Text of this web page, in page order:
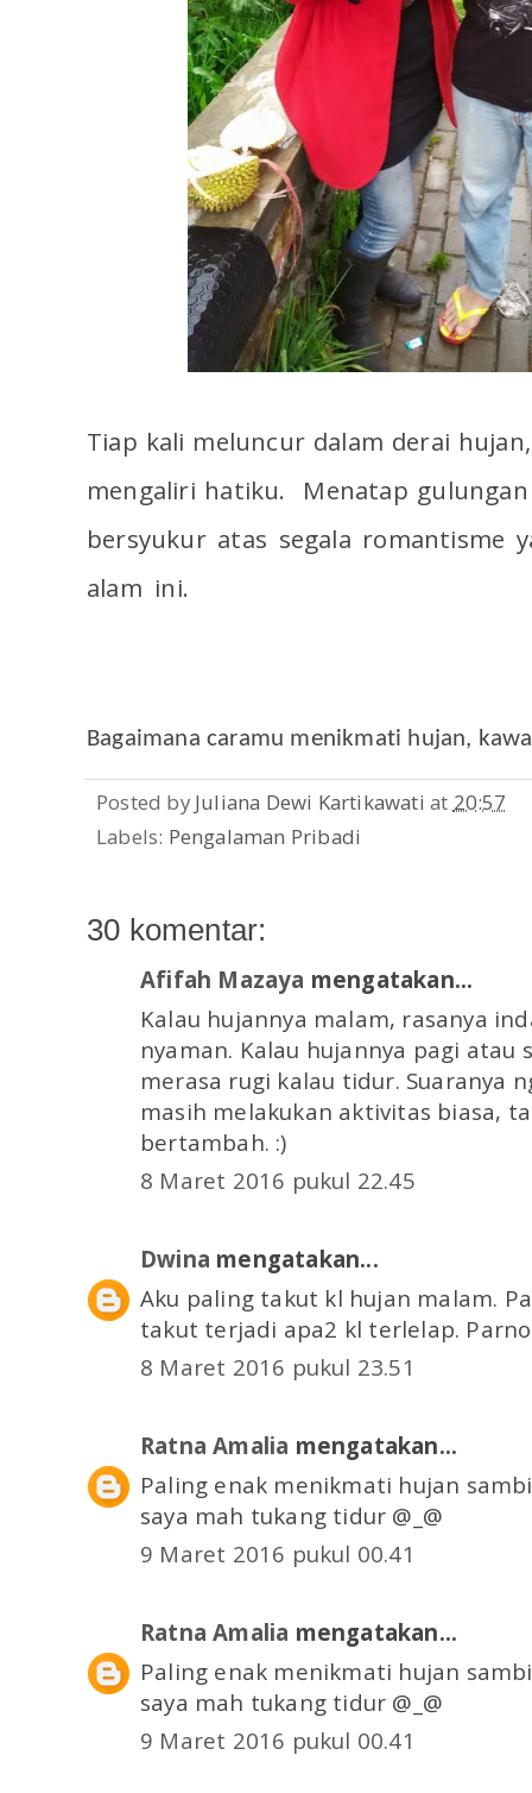
Tiap kali meluncur dalam derai
mengaliri hatiku. Menatap
bersyukur atas segala romantisme
alam ini.
Bagaimana caramu menikmati hujan,
Posted by Juliana Dewi Kartikawati at 20:57
Labels: Pengalaman Pribadi
30 komentar:
Afifah Mazaya mengatakan...
Kalau hujannya malam, rasanya
nyaman. Kalau hujannya pagi atau
merasa rugi kalau tidur. Suaranya
masih melakukan aktivitas biasa,
bertambah. :)
8 Maret 2016 pukul 22.45
Dwina mengatakan...
Aku paling takut kl hujan malam.
takut terjadi apa2 kl terlelap.
8 Maret 2016 pukul 23.51
Ratna Amalia mengatakan...
Paling enak menikmati hujan
saya mah tukang tidur @_@
9 Maret 2016 pukul 00.41
Ratna Amalia mengatakan...
Paling enak menikmati hujan
saya mah tukang tidur @_@
9 Maret 2016 pukul 00.41